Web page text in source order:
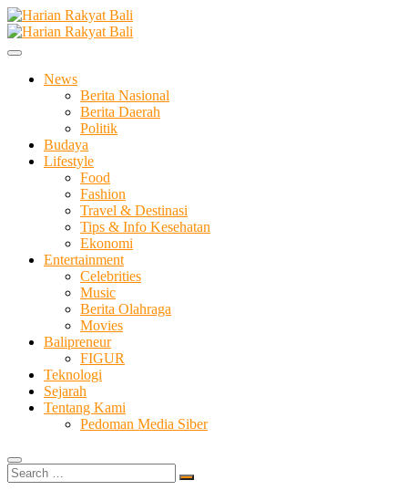
Skip
to
content
Harian Rakyat Bali
Membangun Semangat Kehidupan dan Berbangsa
News
Berita Nasional
Berita Daerah
Politik
Budaya
Lifestyle
Food
Fashion
Travel & Destinasi
Tips & Info Kesehatan
Ekonomi
Entertainment
Celebrities
Music
Berita Olahraga
Movies
Balipreneur
FIGUR
Teknologi
Sejarah
Tentang Kami
Pedoman Media Siber
Search
…